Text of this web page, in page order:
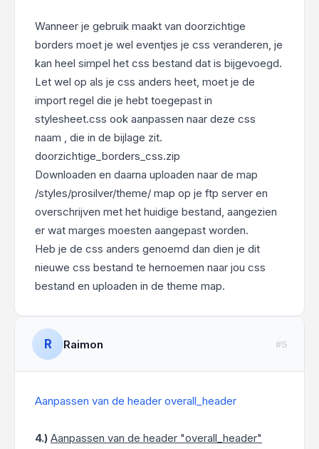
Wanneer je gebruik maakt van doorzichtige
borders moet je wel eventjes je css veranderen, je
kan heel simpel het css bestand dat is bijgevoegd.
Let wel op als je css anders heet, moet je de
import regel die je hebt toegepast in
stylesheet.css ook aanpassen naar deze css
naam , die in de bijlage zit.
doorzichtige_borders_css.zip
Downloaden en daarna uploaden naar de map
/styles/prosilver/theme/ map op je ftp server en
overschrijven met het huidige bestand, aangezien
er wat marges moesten aangepast worden.
Heb je de css anders genoemd dan dien je dit
nieuwe css bestand te hernoemen naar jou css
bestand en uploaden in de theme map.
R Raimon #5
Aanpassen van de header overall_header
4.) Aanpassen van de header "overall_header"